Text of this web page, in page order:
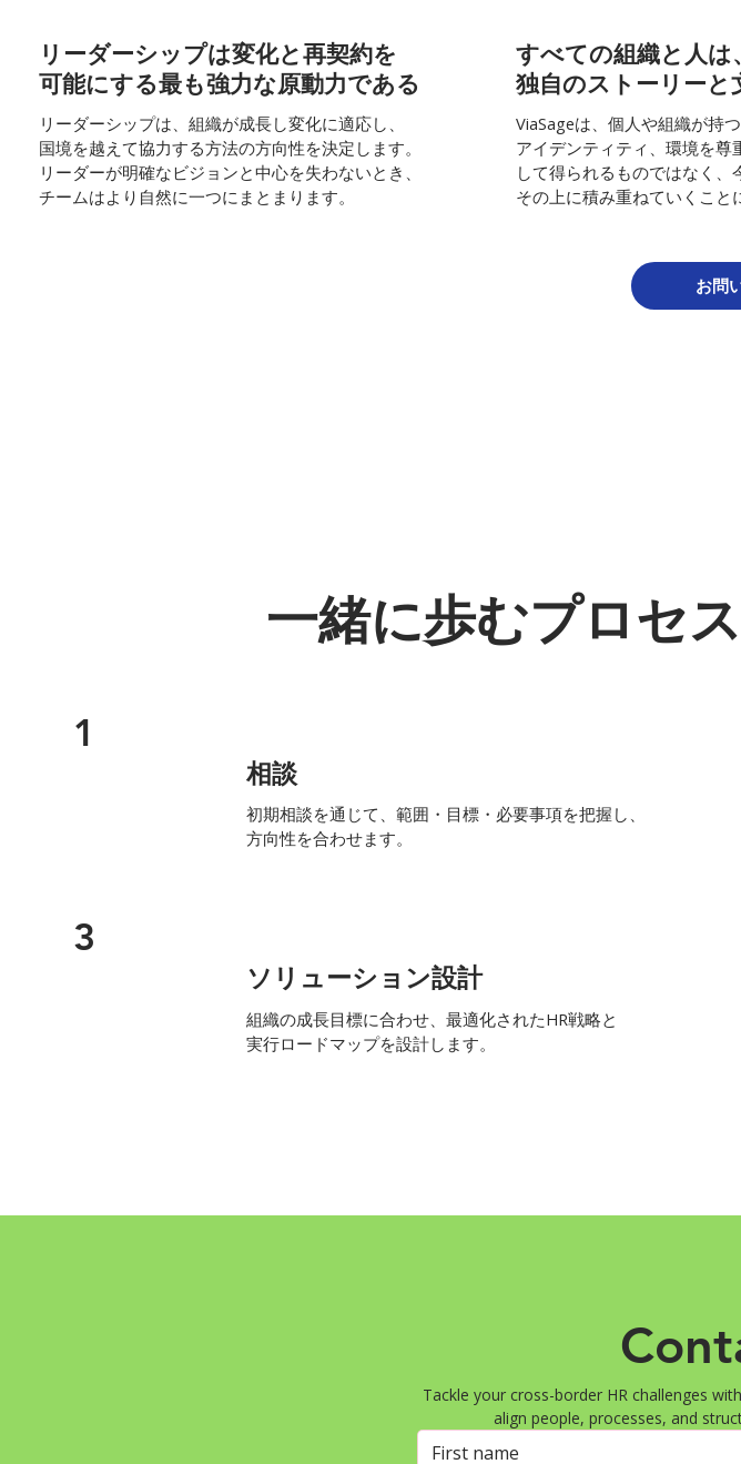
リーダーシップは変化と再契約を
可能にする最も強力な原動力である
リーダーシップは、組織が成長し変化に適応し、
国境を越えて協力する方法の方向性を決定します。
リーダーが明確なビジョンと中心を失わないとき、
チームはより自然に一つにまとまります。
すべての組織と人は
独自のストーリーと
ViaSageは、個人や組織が持つ
アイデンティティ、環境を尊
して得られるものではなく、
その上に積み重ねていくこと
お問
一緒に歩むプロセス
1
相談
初期相談を通じて、範囲・目標・必要事項を把握し、
方向性を合わせます。
3
ソリューション設計
組織の成長目標に合わせ、最適化されたHR戦略と
実行ロードマップを設計します。
Tackle your cross-border HR challenges
align people, processes, and